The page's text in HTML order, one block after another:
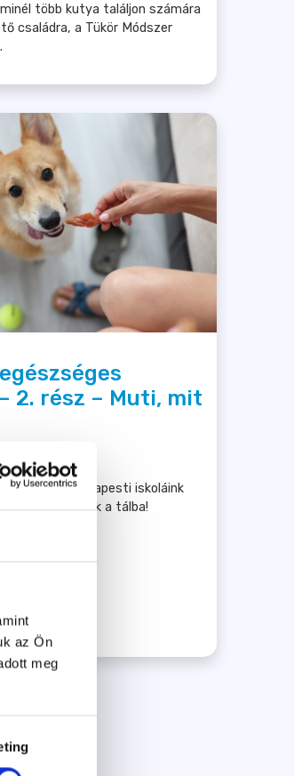
az Ön
meg
több kutya találjon számára
családra, a Tükör Módszer
2. rész – Muti, mit
következik: budapesti iskoláink
mi kerül náluk a tálba!